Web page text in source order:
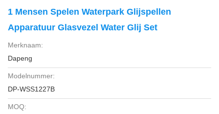
1 Mensen Spelen Waterpark Glijspellen
Apparatuur Glasvezel Water Glij Set
Merknaam:
Dapeng
Modelnummer:
DP-WSS1227B
MOQ: